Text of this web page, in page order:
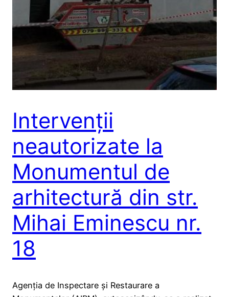
Intervenții
neautorizate la
Monumentul de
arhitectură din str.
Mihai Eminescu nr.
18
Agenția de Inspectare și Restaurare a